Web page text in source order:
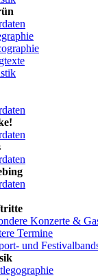
Konzerte &
Termine
und